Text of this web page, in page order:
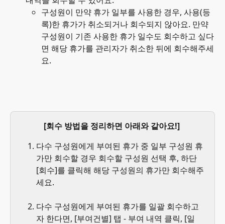
구성원이 만약 휴가 일부를 사용한 경우, 사용(등
록)한 휴가가 취소되거나 회수되지 않아요. 만약
구성원이 기존 사용한 휴가 일수도 회수하고 싶다
면 해당 휴가를 관리자가 취소한 뒤에 회수해주세
요.
[회수 방법을 정리하면 아래와 같아요!]
다수 구성원에게 부여된 휴가 중 일부 구성원 휴
가만 회수할 경우 회수할 구성원 선택 후, 하단
[회수]를 클릭해 해당 구성원의 휴가만 회수해주
세요.
다수 구성원에게 부여된 휴가를 일괄 회수하고
자 한다면, [부여건별] 탭 - 부여 내역 클릭, [일